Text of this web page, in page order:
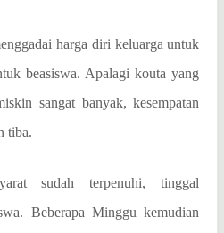
harga diri keluarga untuk
beasiswa. Apalagi kouta yang
sangat banyak, kesempatan
tiba.
sudah terpenuhi, tinggal
Beberapa Minggu kemudian